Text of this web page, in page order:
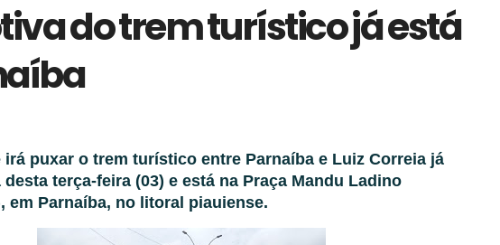
do trem turístico já está
puxar o trem turístico entre Parnaíba e Luiz Correia já
terça-feira (03) e está na Praça Mandu Ladino
em Parnaíba, no litoral piauiense.